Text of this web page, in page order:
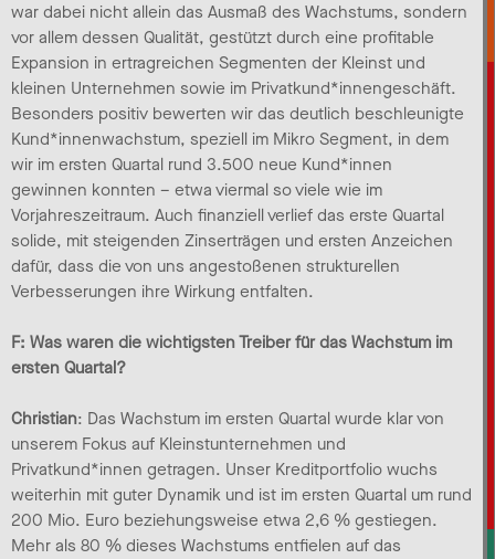
war dabei nicht allein das Ausmaß des Wachstums, sondern
vor allem dessen Qualität, gestützt durch eine profitable
Expansion in ertragreichen Segmenten der Kleinst und
kleinen Unternehmen sowie im Privatkund*innengeschäft.
Besonders positiv bewerten wir das deutlich beschleunigte
Kund*innenwachstum, speziell im Mikro Segment, in dem
wir im ersten Quartal rund 3.500 neue Kund*innen
gewinnen konnten – etwa viermal so viele wie im
Vorjahreszeitraum. Auch finanziell verlief das erste Quartal
solide, mit steigenden Zinserträgen und ersten Anzeichen
dafür, dass die von uns angestoßenen strukturellen
Verbesserungen ihre Wirkung entfalten.
F: Was waren die wichtigsten Treiber für das Wachstum im
ersten Quartal?
Christian: Das Wachstum im ersten Quartal wurde klar von
unserem Fokus auf Kleinstunternehmen und
Privatkund*innen getragen. Unser Kreditportfolio wuchs
weiterhin mit guter Dynamik und ist im ersten Quartal um rund
200 Mio. Euro beziehungsweise etwa 2,6 % gestiegen.
Mehr als 80 % dieses Wachstums entfielen auf das